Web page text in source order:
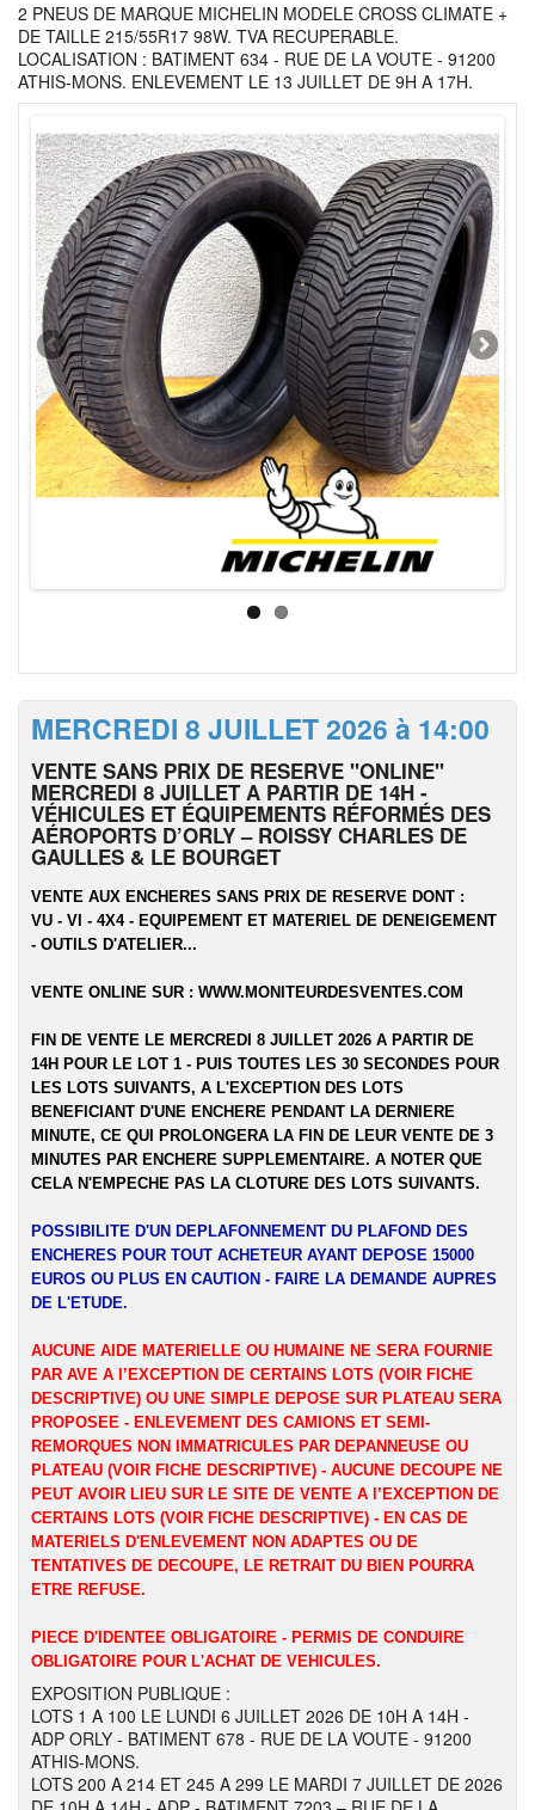
2 PNEUS DE MARQUE MICHELIN MODELE CROSS CLIMATE +
DE TAILLE 215/55R17 98W. TVA RECUPERABLE.
LOCALISATION : BATIMENT 634 - RUE DE LA VOUTE - 91200
ATHIS-MONS. ENLEVEMENT LE 13 JUILLET DE 9H A 17H.
MERCREDI 8 JUILLET 2026 à 14:00
VENTE SANS PRIX DE RESERVE "ONLINE"
MERCREDI 8 JUILLET A PARTIR DE 14H -
VÉHICULES ET ÉQUIPEMENTS RÉFORMÉS DES
AÉROPORTS D’ORLY – ROISSY CHARLES DE
GAULLES & LE BOURGET
VENTE AUX ENCHERES SANS PRIX DE RESERVE DONT :
VU - VI - 4X4 - EQUIPEMENT ET MATERIEL DE DENEIGEMENT
- OUTILS D'ATELIER...
VENTE ONLINE SUR : WWW.MONITEURDESVENTES.COM
FIN DE VENTE LE MERCREDI 8 JUILLET 2026 A PARTIR DE
14H POUR LE LOT 1 - PUIS TOUTES LES 30 SECONDES POUR
LES LOTS SUIVANTS, A L'EXCEPTION DES LOTS
BENEFICIANT D'UNE ENCHERE PENDANT LA DERNIERE
MINUTE, CE QUI PROLONGERA LA FIN DE LEUR VENTE DE 3
MINUTES PAR ENCHERE SUPPLEMENTAIRE. A NOTER QUE
CELA N'EMPECHE PAS LA CLOTURE DES LOTS SUIVANTS.
POSSIBILITE D'UN DEPLAFONNEMENT DU PLAFOND DES
ENCHERES POUR TOUT ACHETEUR AYANT DEPOSE 15000
EUROS OU PLUS EN CAUTION - FAIRE LA DEMANDE AUPRES
DE L'ETUDE.
AUCUNE AIDE MATERIELLE OU HUMAINE NE SERA FOURNIE
PAR AVE A l’EXCEPTION DE CERTAINS LOTS (VOIR FICHE
DESCRIPTIVE) OU UNE SIMPLE DEPOSE SUR PLATEAU SERA
PROPOSEE - ENLEVEMENT DES CAMIONS ET SEMI-
REMORQUES NON IMMATRICULES PAR DEPANNEUSE OU
PLATEAU (VOIR FICHE DESCRIPTIVE) - AUCUNE DECOUPE NE
PEUT AVOIR LIEU SUR LE SITE DE VENTE A l’EXCEPTION DE
CERTAINS LOTS (VOIR FICHE DESCRIPTIVE) - EN CAS DE
MATERIELS D'ENLEVEMENT NON ADAPTES OU DE
TENTATIVES DE DECOUPE, LE RETRAIT DU BIEN POURRA
ETRE REFUSE.
PIECE D'IDENTEE OBLIGATOIRE - PERMIS DE CONDUIRE
OBLIGATOIRE POUR L'ACHAT DE VEHICULES.
EXPOSITION PUBLIQUE :
LOTS 1 A 100 LE LUNDI 6 JUILLET 2026 DE 10H A 14H -
ADP ORLY - BATIMENT 678 - RUE DE LA VOUTE - 91200
ATHIS-MONS.
LOTS 200 A 214 ET 245 A 299 LE MARDI 7 JUILLET DE 2026